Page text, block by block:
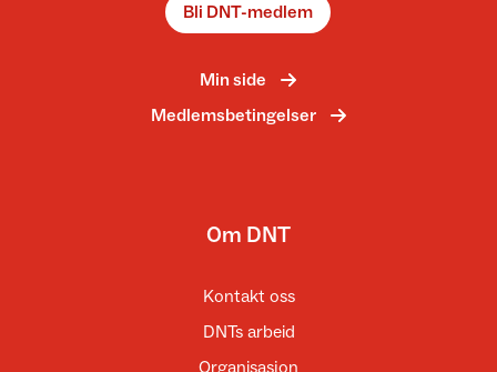
Bli DNT-medlem
Min side
Medlemsbetingelser
Om DNT
Kontakt oss
DNTs arbeid
Organisasjon